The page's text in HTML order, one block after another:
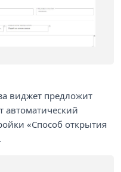
виджет предложит
автоматический
«Способ открытия